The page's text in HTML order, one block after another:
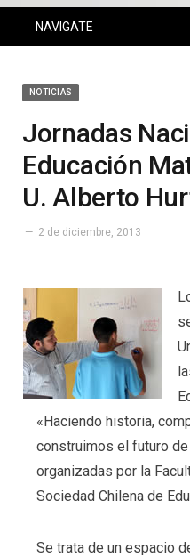
NAVIGATE
NOTICIAS
Jornadas
Educación
U. Alberto
2 de diciembre, 2013
«Haciendo historia,
construimos el futuro
organizadas por la
Sociedad Chilena de
Se trata de un espacio